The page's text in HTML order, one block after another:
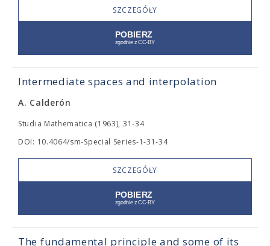
SZCZEGÓŁY
Intermediate spaces and interpolation
A. Calderón
Studia Mathematica (1963), 31-34
DOI: 10.4064/sm-Special Series-1-31-34
SZCZEGÓŁY
The fundamental principle and some of its